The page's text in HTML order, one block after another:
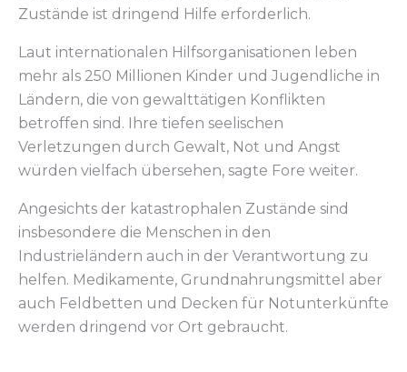
Zustände ist dringend Hilfe erforderlich.
Laut internationalen Hilfsorganisationen leben
mehr als 250 Millionen Kinder und Jugendliche in
Ländern, die von gewalttätigen Konflikten
betroffen sind. Ihre tiefen seelischen
Verletzungen durch Gewalt, Not und Angst
würden vielfach übersehen, sagte Fore weiter.
Angesichts der katastrophalen Zustände sind
insbesondere die Menschen in den
Industrieländern auch in der Verantwortung zu
helfen. Medikamente, Grundnahrungsmittel aber
auch Feldbetten und Decken für Notunterkünfte
werden dringend vor Ort gebraucht.